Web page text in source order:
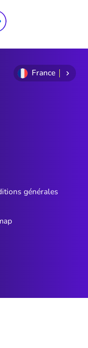
France
générales